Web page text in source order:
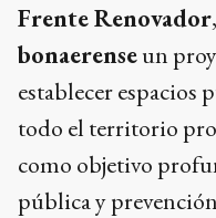
Frente Renovador
bonaerenseun
establecer espacios
todo el territorio
como objetivo
pública y